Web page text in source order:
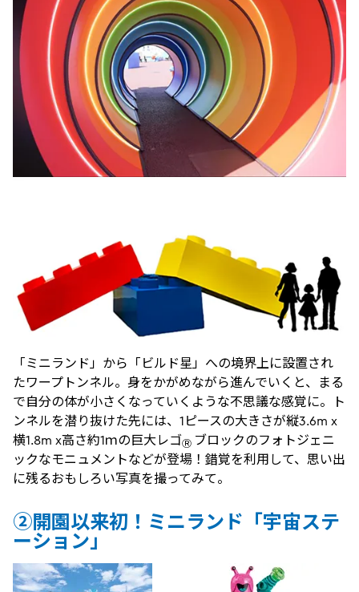
「ミニランド」から「ビルド星」への境界上に設置され
たワープトンネル。身をかがめながら進んでいくと、まる
で自分の体が小さくなっていくような不思議な感覚に。ト
ンネルを潜り抜けた先には、1ピースの大きさが縦3.6m x
横1.8m x高さ約1ｍの巨大レゴⓇ ブロックのフォトジェニ
ックなモニュメントなどが登場！錯覚を利用して、思い出
に残るおもしろい写真を撮ってみて。
②開園以来初！ミニランド「宇宙ステ
ーション」